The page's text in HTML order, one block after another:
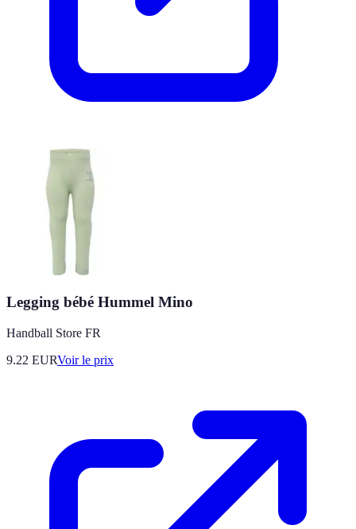
Legging bébé Hummel Mino
Handball Store FR
9.22 EURVoir le prix